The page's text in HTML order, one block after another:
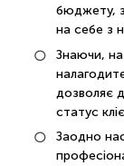
бюджету,
на себе з
Знаючи, на
дозволяє
статус
Заодно